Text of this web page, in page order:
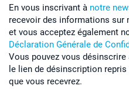
En vous inscrivant à notre
recevoir des informations
et vous acceptez également
Déclaration Générale de
Vous pouvez vous
le lien de désinscription
que vous recevrez.